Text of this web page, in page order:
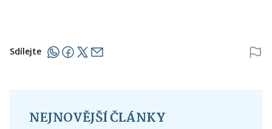
Sdílejte
NEJNOVĚJŠÍ ČLÁNKY